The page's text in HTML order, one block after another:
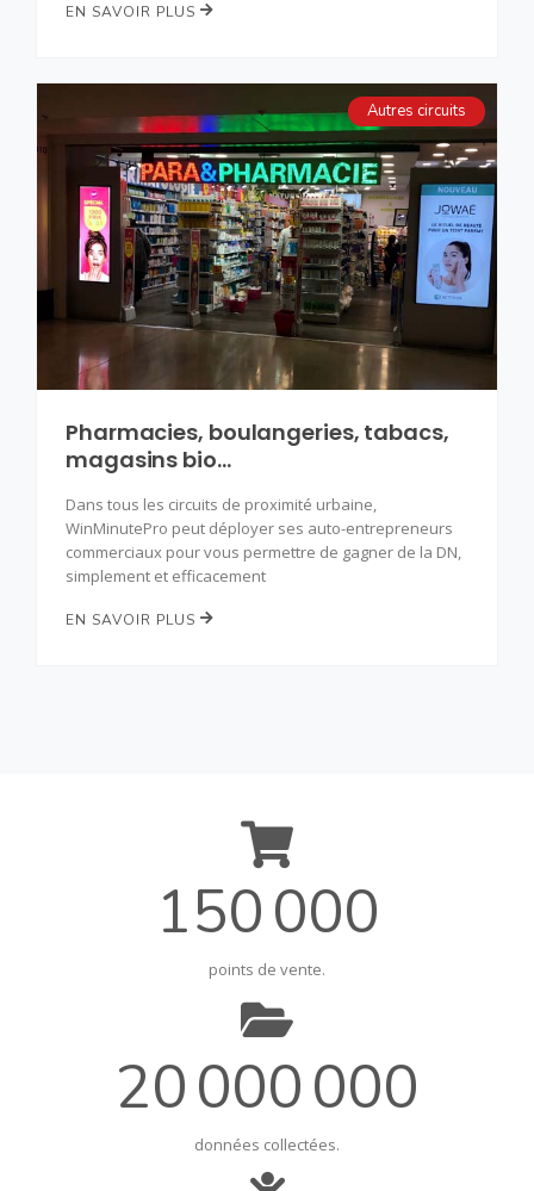
EN SAVOIR PLUS
Autres circuits
Pharmacies, boulangeries, tabacs,
magasins bio…
Dans tous les circuits de proximité urbaine,
WinMinutePro peut déployer ses auto-entrepreneurs
commerciaux pour vous permettre de gagner de la DN,
simplement et efficacement
EN SAVOIR PLUS
150 000
points de vente.
20 000 000
données collectées.